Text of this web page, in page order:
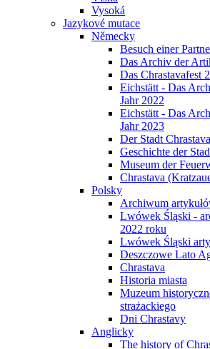
Vysoká
Jazykové mutace
Německy
Besuch einer
Das Archiv der
Das Chrastavafest
Eichstätt - Das
Jahr 2022
Eichstätt - Das
Jahr 2023
Der Stadt
Geschichte der
Museum der
Chrastava
Polsky
Archiwum
Lwówek Śląski -
2022 roku
Lwówek Śląski
Deszczowe Lato
Chrastava
Historia miasta
Muzeum
strażackiego
Dni Chrastavy
Anglicky
The history of